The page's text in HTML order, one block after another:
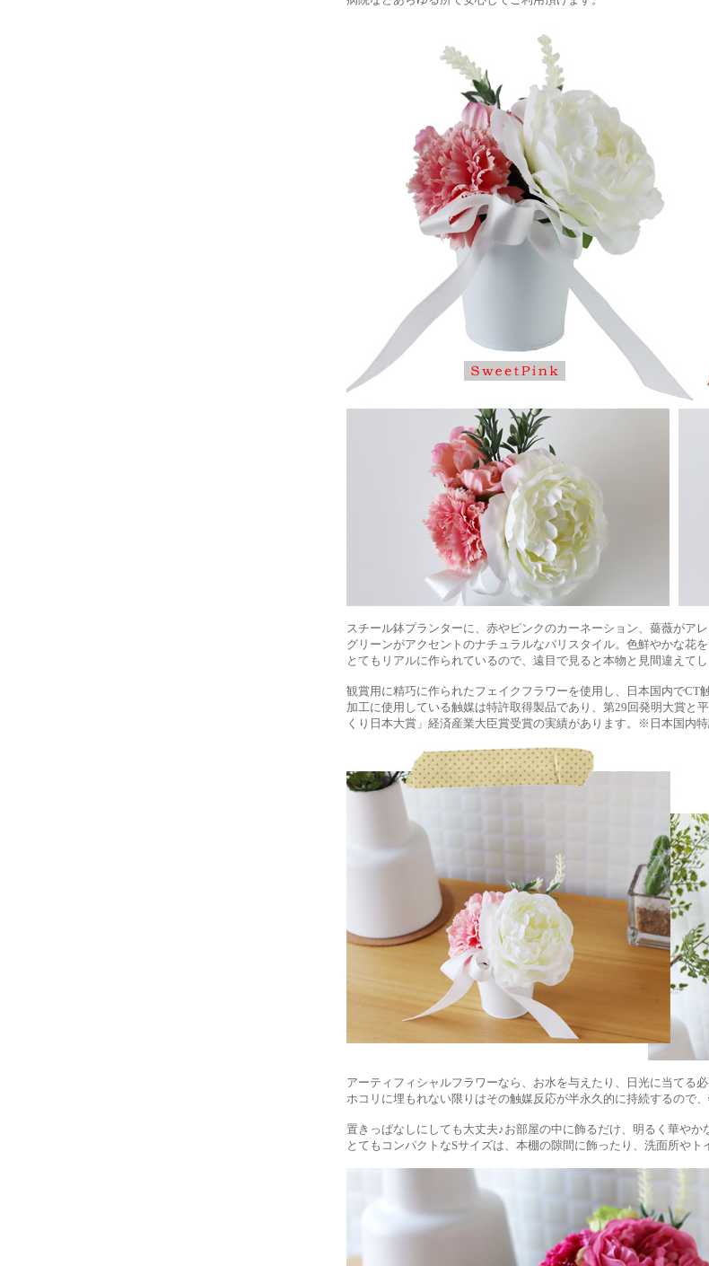
スチール鉢プランターに、赤やピンクのカーネーション、薔薇がア
グリーンがアクセントのナチュラルなパリスタイル。色鮮やかな花を
とてもリアルに作られているので、遠目で見ると本物と見間違えてし
観賞用に精巧に作られたフェイクフラワーを使用し、日本国内でCT
加工に使用している触媒は特許取得製品であり、第29回発明大賞と
くり日本大賞」経済産業大臣賞受賞の実績があります。※日本国内
アーティフィシャルフラワーなら、お水を与えたり、日光に当てる必
ホコリに埋もれない限りはその触媒反応が半永久的に持続するので
置きっぱなしにしても大丈夫♪お部屋の中に飾るだけ、明るく華やか
とてもコンパクトなSサイズは、本棚の隙間に飾ったり、洗面所やト